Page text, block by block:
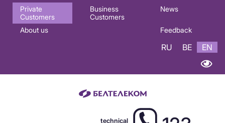
Основная
навигация
Private
Customers
Business
Customers
News
About us Feedback
RU BE EN
technical